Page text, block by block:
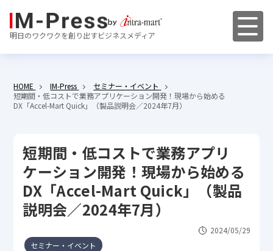
明日のワクワクを創り出すビジネスメディア
HOME IM-Press
セミナー・イベント
短期間・低コストで業務アプリケーション開発！現場から始める
DX「Accel-Mart Quick」（製品説明会／2024年7月）
短期間・低コストで業務アプリ
ケーション開発！現場から始める
DX「Accel-Mart Quick」（製品
説明会／2024年7月）
2024/05/29
セミナー・イベント